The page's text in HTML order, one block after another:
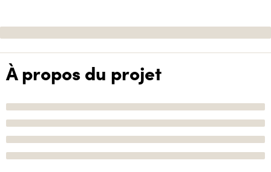
À propos du projet